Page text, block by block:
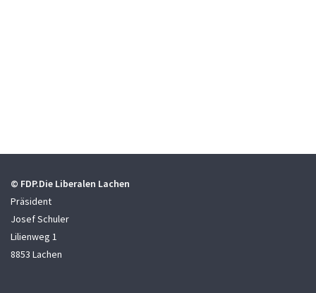
© FDP.Die Liberalen Lachen
Präsident
Josef Schuler
Lilienweg 1
8853 Lachen